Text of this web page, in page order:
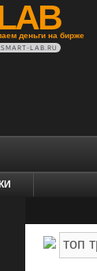
деньги на бирже
LAB.RU